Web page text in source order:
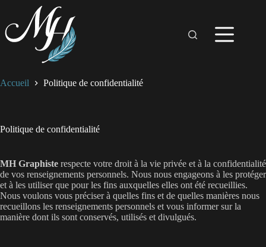
contenu
Accueil Politique de confidentialité
Politique de confidentialité
MH Graphiste respecte votre droit à la vie privée et à la confidentialité
de vos renseignements personnels. Nous nous engageons à les protéger
et à les utiliser que pour les fins auxquelles elles ont été recueillies.
Nous voulons vous préciser à quelles fins et de quelles manières nous
recueillons les renseignements personnels et vous informer sur la
manière dont ils sont conservés, utilisés et divulgués.